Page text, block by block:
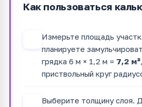
Как пользоваться
Измерьте площадь
планируете
грядка 6 м × 1,2 м = 7,2 м²
приствольный круг
Выберите толщину слоя.